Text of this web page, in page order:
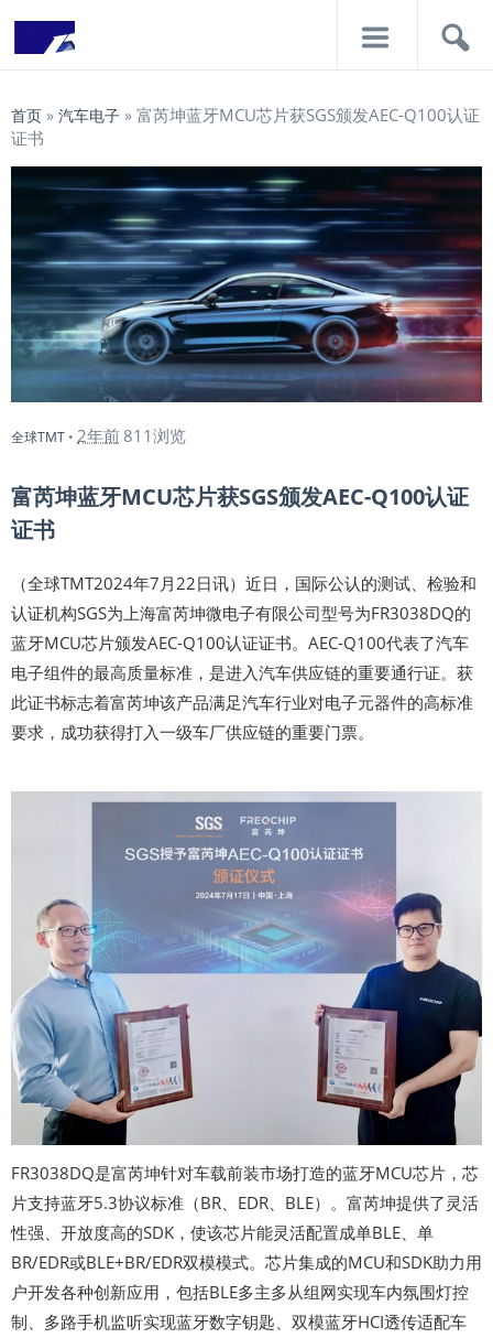
首页 » 汽车电子 » 富芮坤蓝牙MCU芯片获SGS颁发AEC-Q100认证
证书
全球TMT • 2年前811浏览
富芮坤蓝牙MCU芯片获SGS颁发AEC-Q100认证
证书
（全球TMT2024年7月22日讯）近日，国际公认的测试、检验和
认证机构SGS为上海富芮坤微电子有限公司型号为FR3038DQ的
蓝牙MCU芯片颁发AEC-Q100认证证书。AEC-Q100代表了汽车
电子组件的最高质量标准，是进入汽车供应链的重要通行证。获
此证书标志着富芮坤该产品满足汽车行业对电子元器件的高标准
要求，成功获得打入一级车厂供应链的重要门票。
FR3038DQ是富芮坤针对车载前装市场打造的蓝牙MCU芯片，芯
片支持蓝牙5.3协议标准（BR、EDR、BLE）。富芮坤提供了灵活
性强、开放度高的SDK，使该芯片能灵活配置成单BLE、单
BR/EDR或BLE+BR/EDR双模模式。芯片集成的MCU和SDK助力用
户开发各种创新应用，包括BLE多主多从组网实现车内氛围灯控
制、多路手机监听实现蓝牙数字钥匙、双模蓝牙HCI透传适配车